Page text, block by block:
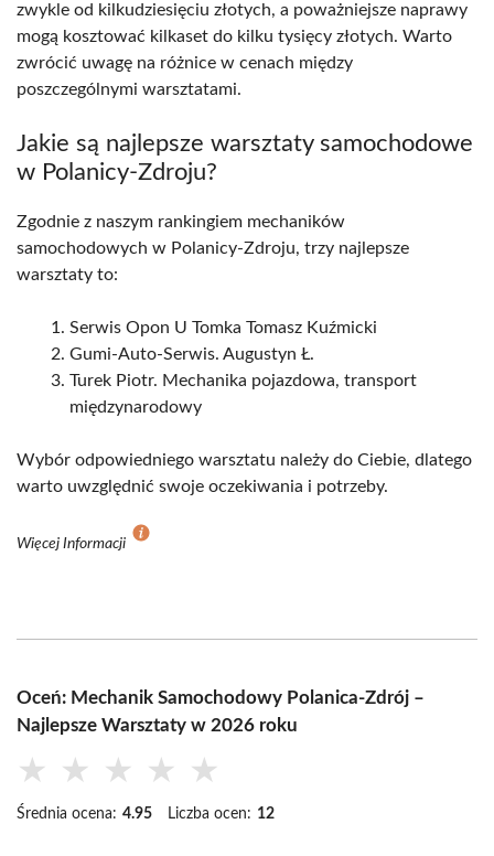
zwykle od kilkudziesięciu złotych, a poważniejsze naprawy
mogą kosztować kilkaset do kilku tysięcy złotych. Warto
zwrócić uwagę na różnice w cenach między
poszczególnymi warsztatami.
Jakie są najlepsze warsztaty samochodowe
w Polanicy-Zdroju?
Zgodnie z naszym rankingiem mechaników
samochodowych w Polanicy-Zdroju, trzy najlepsze
warsztaty to:
Serwis Opon U Tomka Tomasz Kuźmicki
Gumi-Auto-Serwis. Augustyn Ł.
Turek Piotr. Mechanika pojazdowa, transport
międzynarodowy
Wybór odpowiedniego warsztatu należy do Ciebie, dlatego
warto uwzględnić swoje oczekiwania i potrzeby.
Więcej Informacji
Oceń: Mechanik Samochodowy Polanica-Zdrój –
Najlepsze Warsztaty w 2026 roku
★ ★ ★ ★ ★
Średnia ocena: 4.95 Liczba ocen: 12